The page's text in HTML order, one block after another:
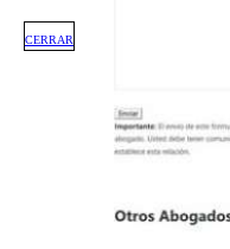
CERRAR